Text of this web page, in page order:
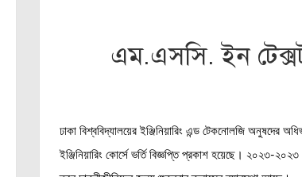
এম.এসসি. ইন
ঢাকা বিশ্ববিদ্যালয়ের ইঞ্জিনিয়ারিং এন্ড টেকনোলজি অনুষদের
ইঞ্জিনিয়ারিং কোর্সে ভর্তি বিজ্ঞপ্তি প্রকাশ হয়েছে। ২০২৩-